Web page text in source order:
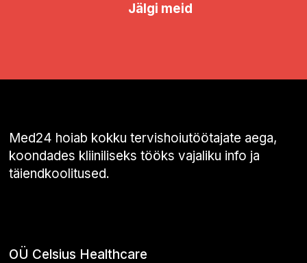
Jälgi meid
Med24 hoiab kokku tervishoiutöötajate aega,
koondades kliiniliseks tööks vajaliku info ja
täiendkoolitused.
OÜ Celsius Healthcare